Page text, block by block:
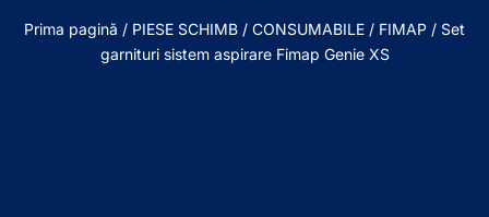
Prima pagină / PIESE SCHIMB / CONSUMABILE / FIMAP / Set
garnituri sistem aspirare Fimap Genie XS